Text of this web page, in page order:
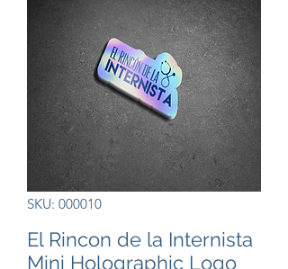
SKU: 000010
El Rincon de la Internista
Mini Holographic Logo